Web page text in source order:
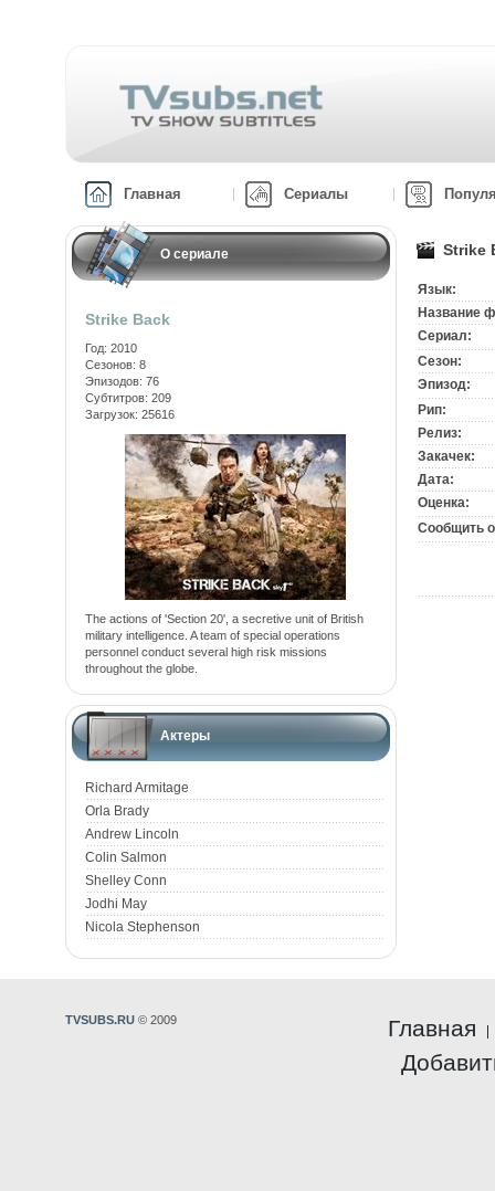
Главная Сериалы
О сериале
Strike Back
Год: 2010
Сезонов: 8
Эпизодов: 76
Субтитров: 209
Загрузок: 25616
The actions of 'Section 20', a secretive unit of British
military intelligence. A team of special operations
personnel conduct several high risk missions
throughout the globe.
Актеры
Richard Armitage
Orla Brady
Andrew Lincoln
Colin Salmon
Shelley Conn
Jodhi May
Nicola Stephenson
Strike
Язык:
Название
Сериал:
Сезон:
Эпизод:
Рип:
Релиз:
Закачек:
Дата:
Оценка:
Сообщить
Главная
TVSUBS.RU © 2009